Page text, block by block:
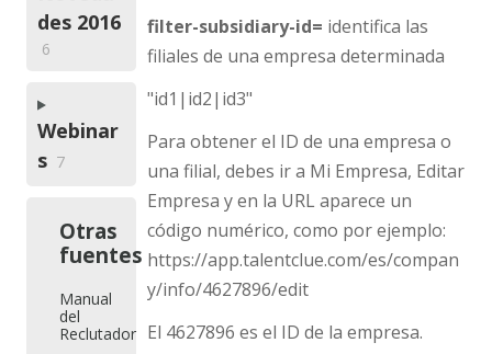
filter-subsidiary-id= identifica las
filiales de una empresa determinada
"id1|id2|id3"
Para obtener el ID de una empresa o
una filial, debes ir a Mi Empresa, Editar
Empresa y en la URL aparece un
código numérico, como por ejemplo:
https://app.talentclue.com/es/compan
y/info/4627896/edit
El 4627896 es el ID de la empresa.
des 2016
6
Webinar
s 7
Otras
fuentes
Manual
del
Reclutador